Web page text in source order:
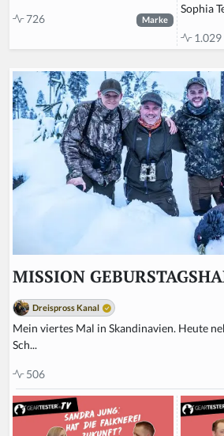
726 Marke
Sophia
1.029
MISSION
Dreispross Kanal
Mein viertes Mal in Skandinavien. Heute
Sch...
506